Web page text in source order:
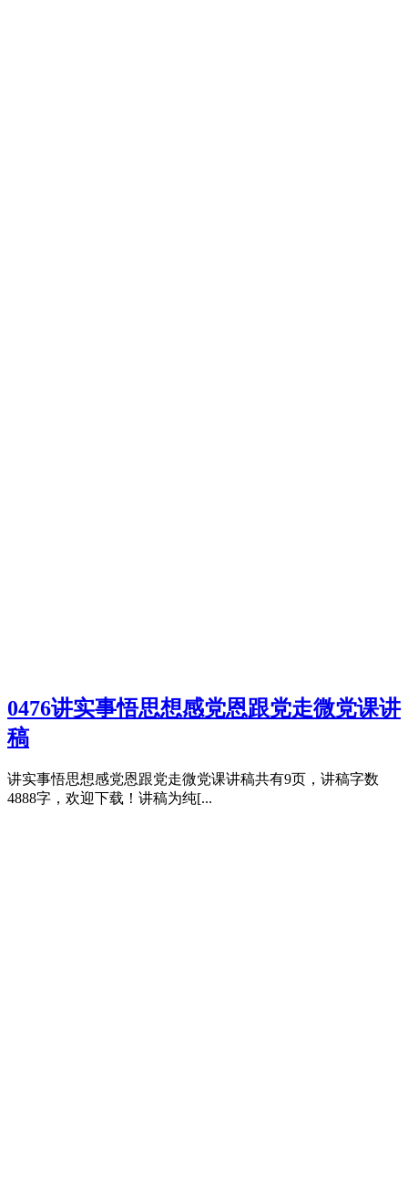
0476讲实事悟思想感党恩跟党走微党课讲
稿
讲实事悟思想感党恩跟党走微党课讲稿共有9页，讲稿字数
4888字，欢迎下载！讲稿为纯[...